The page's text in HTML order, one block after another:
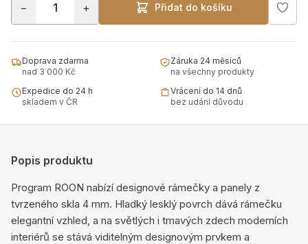
− + Přidat do košíku
Doprava zdarma
nad 3 000 Kč
Záruka 24 měsíců
na všechny produkty
Expedice do 24 h
skladem v ČR
Vrácení do 14 dnů
bez udání důvodu
Popis produktu
Program ROON nabízí designové rámečky a panely z
tvrzeného skla 4 mm. Hladký lesklý povrch dává rámečku
elegantní vzhled, a na světlých i tmavých zdech moderních
interiérů se stává viditelným designovým prvkem a